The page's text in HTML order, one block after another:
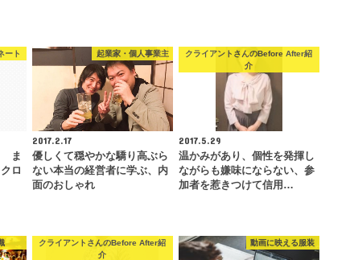
ート
ま
ロ
起業家・個人事業主
2017.2.17
優しくて穏やかな驕り高ぶら
ない本当の経営者に学ぶ、内
面のおしゃれ
クライアントさんのBefore After紹
介
2017.5.29
温かみがあり、個性を発揮し
ながらも嫌味にならない、参
加者を惹きつけて信用…
クライアントさんのBefore After紹
介
動画に映える服装